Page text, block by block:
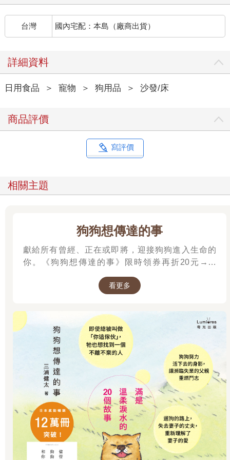
台灣 國內宅配：本島（廠商出貨）
詳細資料
日用食品 ＞ 寵物 ＞ 狗用品 ＞ 沙發/床
商品評價
寫評價
相關主題
狗狗想傳達的事
獻給所有曾經、正在或即將，迎接狗狗進入生命的
你。《狗狗想傳達的事》限時領券再折20元→→
看更多